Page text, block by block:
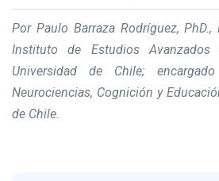
Por Paulo Barraza Rodríguez,
Instituto de Estudios
Universidad de Chile;
Neurociencias, Cognición y
de Chile.